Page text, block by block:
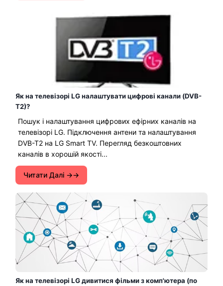
Як на телевізорі LG налаштувати цифрові канали (DVB-
T2)?
Пошук і налаштування цифрових ефірних каналів на
телевізорі LG. Підключення антени та налаштування
DVB-T2 на LG Smart TV. Перегляд безкоштовних
каналів в хорошій якості...
Читати Далі →
Як на телевізорі LG дивитися фільми з комп'ютера (по